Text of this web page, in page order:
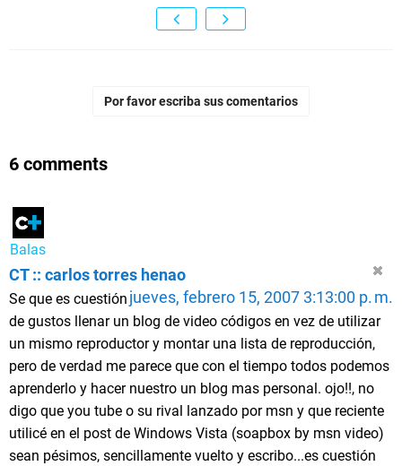
Por favor escriba sus comentarios
6 comments
Balas
CT :: carlos torres henao
jueves, febrero 15, 2007 3:13:00 p. m.
Se que es cuestión
de gustos llenar un blog de video códigos en vez de utilizar
un mismo reproductor y montar una lista de reproducción,
pero de verdad me parece que con el tiempo todos podemos
aprenderlo y hacer nuestro un blog mas personal. ojo!!, no
digo que you tube o su rival lanzado por msn y que reciente
utilicé en el post de Windows Vista (soapbox by msn video)
sean pésimos, sencillamente vuelto y escribo...es cuestión